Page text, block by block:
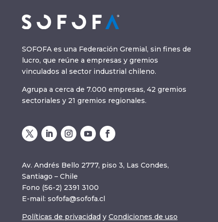
SOFOFA es una Federación Gremial, sin fines de
lucro, que reúne a empresas y gremios
vinculados al sector industrial chileno.
Agrupa a cerca de 7.000 empresas, 42 gremios
sectoriales y 21 gremios regionales.
Av. Andrés Bello 2777, piso 3, Las Condes,
Santiago – Chile
Fono (56-2) 2391 3100
E-mail: sofofa@sofofa.cl
Políticas de privacidad y Condiciones de uso